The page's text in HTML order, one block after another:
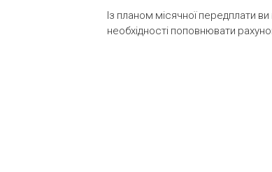
Із планом місячної передплати
необхідності поповнювати